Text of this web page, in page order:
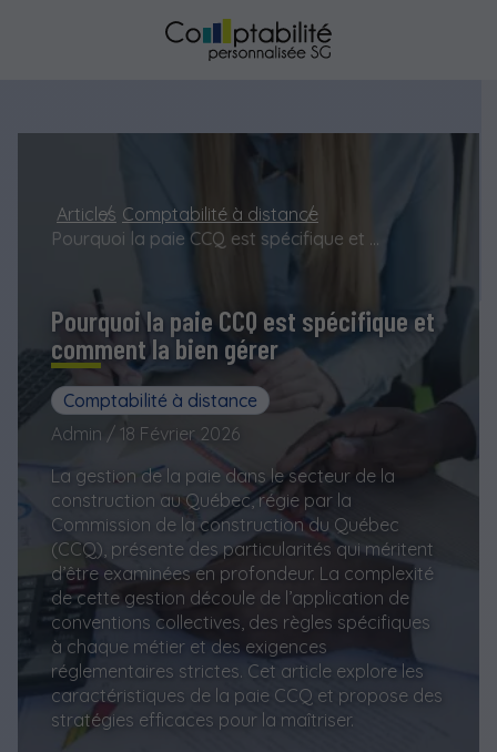
Articles Comptabilité à distance
Pourquoi la paie CCQ est spécifique et comment la bien gérer
Pourquoi la paie CCQ est spécifique et
comment la bien gérer
Comptabilité à distance
Admin / 18 Février 2026
La gestion de la paie dans le secteur de la
construction au Québec, régie par la
Commission de la construction du Québec
(CCQ), présente des particularités qui méritent
d’être examinées en profondeur. La complexité
de cette gestion découle de l’application de
conventions collectives, des règles spécifiques
à chaque métier et des exigences
réglementaires strictes. Cet article explore les
caractéristiques de la paie CCQ et propose des
stratégies efficaces pour la maîtriser.